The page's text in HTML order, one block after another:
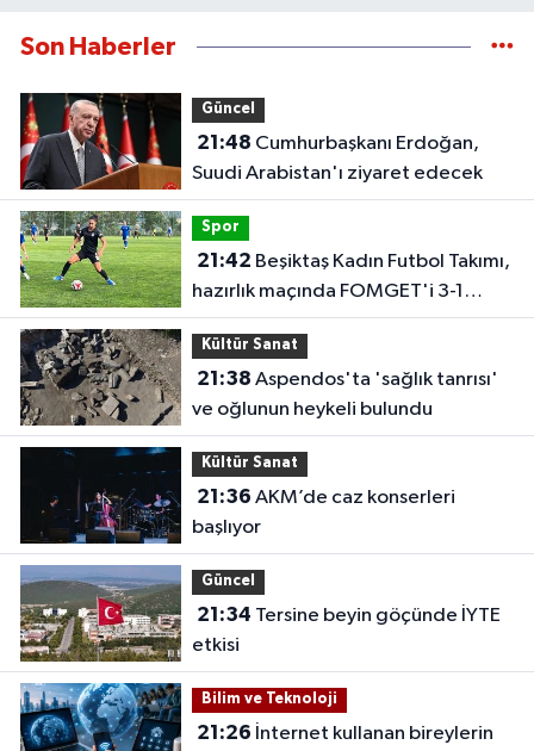
Son Haberler
Güncel
21:48
Suudi Arabistan'ı ziyaret edecek
Spor
21:42
hazırlık maçında FOMGET'i 3-1
mağlup etti
Kültür Sanat
21:38
ve oğlunun heykeli bulundu
Kültür Sanat
21:36
başlıyor
Güncel
21:34
etkisi
Bilim ve Teknoloji
21:26